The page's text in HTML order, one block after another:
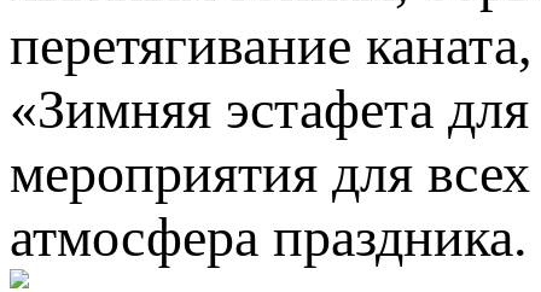
перетягивание
«Зимняя эстафета
мероприятия для
атмосфера праздника.